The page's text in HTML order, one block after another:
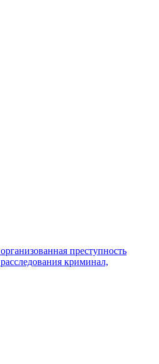
организованная преступность
расследования криминал,